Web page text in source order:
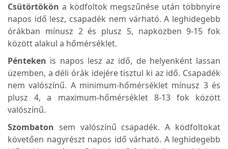
Csütörtökön a ködfoltok megszűnése után többnyire
napos idő lesz, csapadék nem várható. A leghidegebb
órákban mínusz 2 és plusz 5, napközben 9-15 fok
között alakul a hőmérséklet.
Pénteken is napos lesz az idő, de helyenként lassan
üzemben, a déli órák idejére tisztul ki az idő. Csapadék
nem valószínű. A minimum-hőmérséklet mínusz 3 és
plusz 4, a maximum-hőmérséklet 8-13 fok között
valószínű.
Szombaton sem valószínű csapadék. A ködfoltokat
követően nagyrészt napos idő várható. A leghidegebb